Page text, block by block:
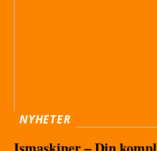
NYHETER